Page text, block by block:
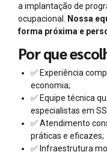
a implantação de
ocupacional.
Nossa
forma próxima e
Por que
✅ Experiência
economia;
✅ Equipe técnica
especialistas em
✅ Atendimento
práticas e eficazes;
✅ Infraestrutura